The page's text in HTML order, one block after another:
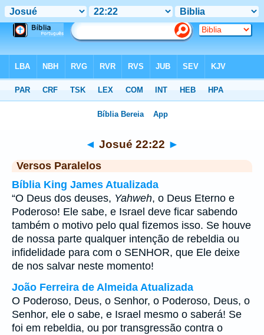
◄ Josué 22:22 ►
Versos Paralelos
Bíblia King James Atualizada
“O Deus dos deuses, Yahweh, o Deus Eterno e
Poderoso! Ele sabe, e Israel deve ficar sabendo
também o motivo pelo qual fizemos isso. Se houve
de nossa parte qualquer intenção de rebeldia ou
infidelidade para com o SENHOR, que Ele deixe
de nos salvar neste momento!
João Ferreira de Almeida Atualizada
O Poderoso, Deus, o Senhor, o Poderoso, Deus, o
Senhor, ele o sabe, e Israel mesmo o saberá! Se
foi em rebeldia, ou por transgressão contra o